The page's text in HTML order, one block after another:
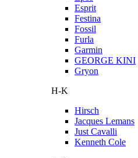
Esprit
Festina
Fossil
Furla
Garmin
GEORGE KINI
Gryon
H-K
Hirsch
Jacques Lemans
Just Cavalli
Kenneth Cole